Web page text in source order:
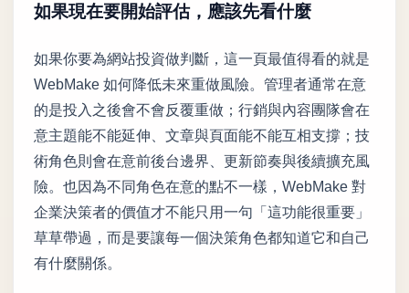
如果現在要開始評估，應該先看什麼
如果你要為網站投資做判斷，這一頁最值得看的就是
WebMake 如何降低未來重做風險。管理者通常在意
的是投入之後會不會反覆重做；行銷與內容團隊會在
意主題能不能延伸、文章與頁面能不能互相支撐；技
術角色則會在意前後台邊界、更新節奏與後續擴充風
險。也因為不同角色在意的點不一樣，WebMake 對
企業決策者的價值才不能只用一句「這功能很重要」
草草帶過，而是要讓每一個決策角色都知道它和自己
有什麼關係。